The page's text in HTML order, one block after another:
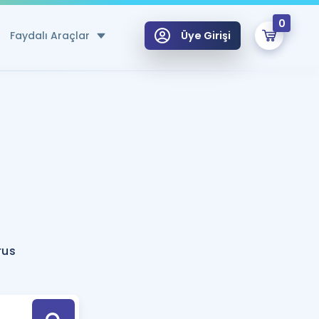
Faydalı Araçlar
Hesaplama Aracı
için Öneriler
Tek Takvimde
Üye Girişi
0